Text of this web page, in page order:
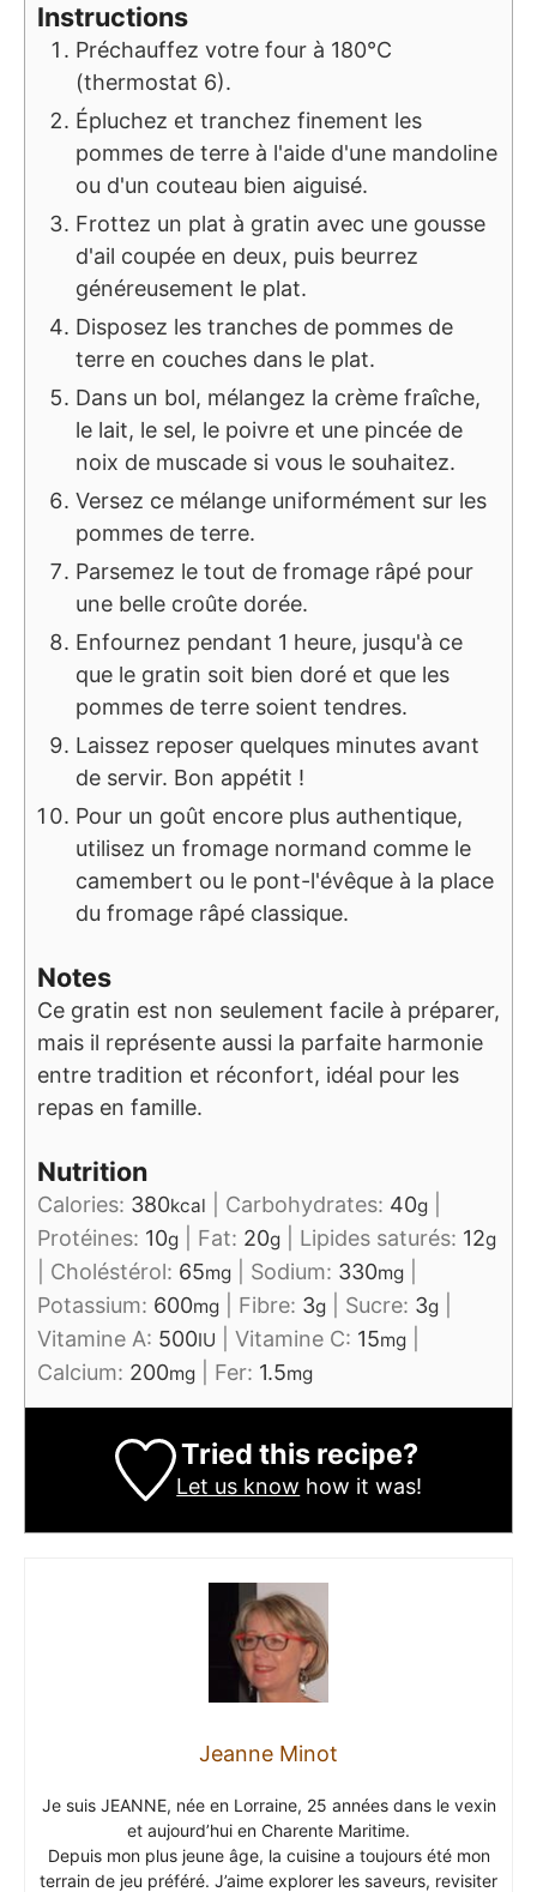
Instructions
Préchauffez votre four à 180°C
(thermostat 6).
Épluchez et tranchez finement les
pommes de terre à l'aide d'une mandoline
ou d'un couteau bien aiguisé.
Frottez un plat à gratin avec une gousse
d'ail coupée en deux, puis beurrez
généreusement le plat.
Disposez les tranches de pommes de
terre en couches dans le plat.
Dans un bol, mélangez la crème fraîche,
le lait, le sel, le poivre et une pincée de
noix de muscade si vous le souhaitez.
Versez ce mélange uniformément sur les
pommes de terre.
Parsemez le tout de fromage râpé pour
une belle croûte dorée.
Enfournez pendant 1 heure, jusqu'à ce
que le gratin soit bien doré et que les
pommes de terre soient tendres.
Laissez reposer quelques minutes avant
de servir. Bon appétit !
Pour un goût encore plus authentique,
utilisez un fromage normand comme le
camembert ou le pont-l'évêque à la place
du fromage râpé classique.
Notes
Ce gratin est non seulement facile à préparer,
mais il représente aussi la parfaite harmonie
entre tradition et réconfort, idéal pour les
repas en famille.
Nutrition
Calories: 380kcal Carbohydrates: 40g
Protéines: 10g Fat: 20g Lipides saturés: 12g
Choléstérol: 65mg Sodium: 330mg
Potassium: 600mg Fibre: 3g Sucre: 3g
Vitamine A: 500IU Vitamine C: 15mg
Calcium: 200mg Fer: 1.5mg
Tried this recipe?
Let us know how it was!
Jeanne Minot
Je suis JEANNE, née en Lorraine, 25 années dans le vexin
et aujourd’hui en Charente Maritime.
Depuis mon plus jeune âge, la cuisine a toujours été mon
terrain de jeu préféré. J’aime explorer les saveurs, revisiter